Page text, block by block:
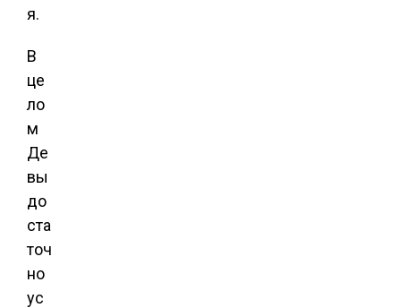
я.
В
це
ло
м
Де
вы
до
ста
точ
но
ус